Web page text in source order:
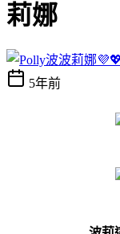
莉娜
5年前